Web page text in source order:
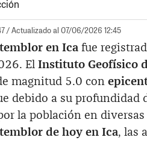
/ Actualizado al 07/06/2026 12:45
temblor en Ica fue
El Instituto Geofísico
magnitud 5.0 con
debido a su profundidad
la población en
temblor de hoy en Ica, las